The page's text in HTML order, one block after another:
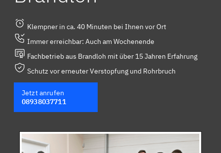
Klempner in ca. 40 Minuten bei Ihnen vor Ort
Immer erreichbar: Auch am Wochenende
Fachbetrieb aus Brandloh mit über 15 Jahren Erfahrung
Schutz vor erneuter Verstopfung und Rohrbruch
Jetzt anrufen
08938037711